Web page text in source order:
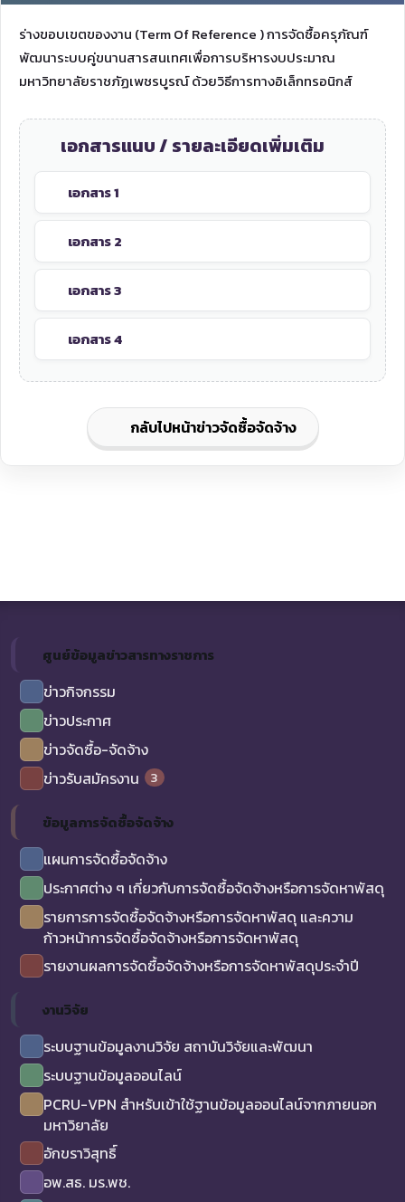
ร่างขอบเขตของงาน (Term Of Reference ) การจัดซื้อครุภัณฑ์
พัฒนาระบบคู่ขนานสารสนเทศเพื่อการบริหารงบประมาณ
มหาวิทยาลัยราชภัฏเพชรบูรณ์ ด้วยวิธีการทางอิเล็กทรอนิกส์
เอกสารแนบ / รายละเอียดเพิ่มเติม
เอกสาร 1
เอกสาร 2
เอกสาร 3
เอกสาร 4
กลับไปหน้าข่าวจัดซื้อจัดจ้าง
ศูนย์ข้อมูลข่าวสารทางราชการ
ข่าวกิจกรรม
ข่าวประกาศ
ข่าวจัดซื้อ-จัดจ้าง
ข่าวรับสมัครงาน
3
ข้อมูลการจัดซื้อจัดจ้าง
แผนการจัดซื้อจัดจ้าง
ประกาศต่าง ๆ เกี่ยวกับการจัดซื้อจัดจ้างหรือการจัดหาพัสดุ
รายการการจัดซื้อจัดจ้างหรือการจัดหาพัสดุ และความ
ก้าวหน้าการจัดซื้อจัดจ้างหรือการจัดหาพัสดุ
รายงานผลการจัดซื้อจัดจ้างหรือการจัดหาพัสดุประจำปี
งานวิจัย
ระบบฐานข้อมูลงานวิจัย สถาบันวิจัยและพัฒนา
ระบบฐานข้อมูลออนไลน์
PCRU-VPN สำหรับเข้าใช้ฐานข้อมูลออนไลน์จากภายนอก
มหาวิยาลัย
อักขราวิสุทธิ์
อพ.สธ. มร.พช.